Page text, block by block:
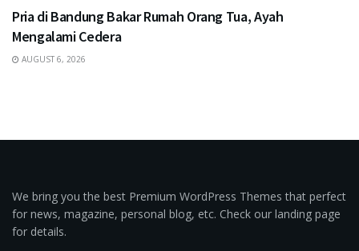
Pria di Bandung Bakar Rumah Orang Tua, Ayah
Mengalami Cedera
AUGUST 6, 2026
We bring you the best Premium WordPress Themes that perfect
for news, magazine, personal blog, etc. Check our landing page
for details.